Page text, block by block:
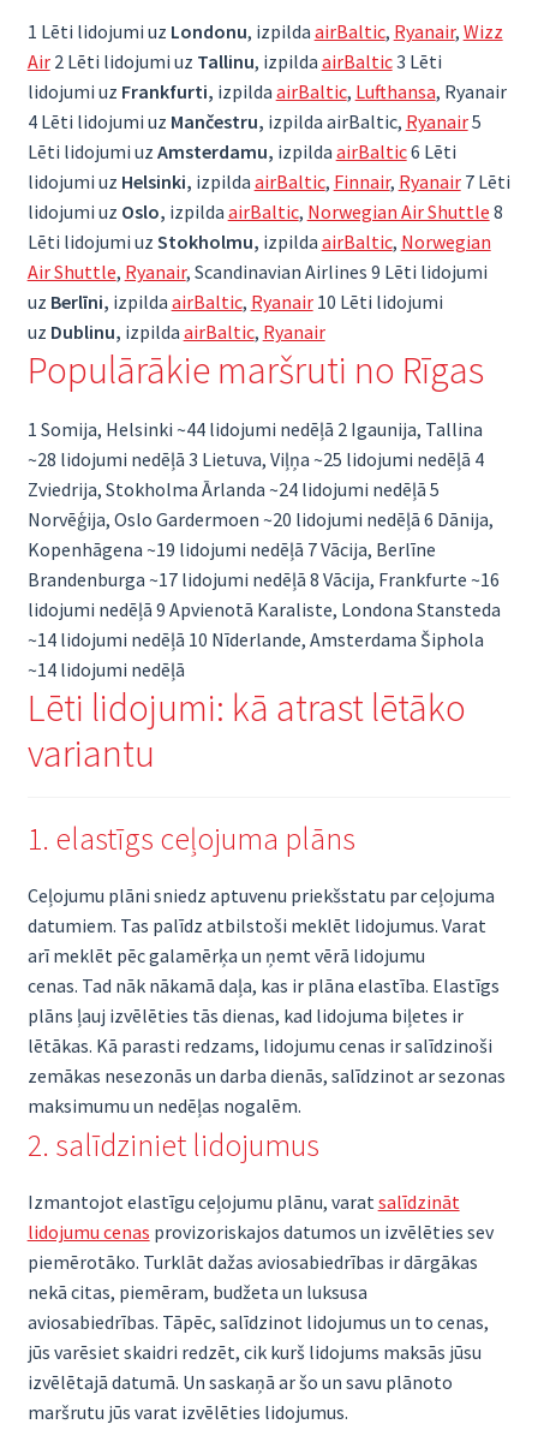
1 Lēti lidojumi uz Londonu, izpilda airBaltic, Ryanair, Wizz
Air2 Lēti lidojumi uz Tallinu, izpilda airBaltic3 Lēti
lidojumi uz Frankfurti, izpilda airBaltic, Lufthansa, Ryanair
4 Lēti lidojumi uz Mančestru, izpilda airBaltic, Ryanair5
Lēti lidojumi uz Amsterdamu, izpilda airBaltic6 Lēti
lidojumi uz Helsinki, izpilda airBaltic, Finnair, Ryanair7 Lēti
lidojumi uz Oslo, izpilda airBaltic, Norwegian Air Shuttle 8
Lēti lidojumi uz Stokholmu, izpilda airBaltic, Norwegian
Air Shuttle, Ryanair, Scandinavian Airlines 9 Lēti lidojumi
uz Berlīni, izpilda airBaltic, Ryanair10 Lēti lidojumi
uz Dublinu, izpilda airBaltic, Ryanair
Populārākie maršruti no Rīgas
1 Somija, Helsinki ~44 lidojumi nedēļā 2 Igaunija, Tallina
~28 lidojumi nedēļā 3 Lietuva, Viļņa ~25 lidojumi nedēļā 4
Zviedrija, Stokholma Ārlanda ~24 lidojumi nedēļā 5
Norvēģija, Oslo Gardermoen ~20 lidojumi nedēļā 6 Dānija,
Kopenhāgena ~19 lidojumi nedēļā 7 Vācija, Berlīne
Brandenburga ~17 lidojumi nedēļā 8 Vācija, Frankfurte ~16
lidojumi nedēļā 9 Apvienotā Karaliste, Londona Stansteda
~14 lidojumi nedēļā 10 Nīderlande, Amsterdama Šiphola
~14 lidojumi nedēļā
Lēti lidojumi: kā atrast lētāko
variantu
1. elastīgs ceļojuma plāns
Ceļojumu plāni sniedz aptuvenu priekšstatu par ceļojuma
datumiem. Tas palīdz atbilstoši meklēt lidojumus. Varat
arī meklēt pēc galamērķa un ņemt vērā lidojumu
cenas. Tad nāk nākamā daļa, kas ir plāna elastība. Elastīgs
plāns ļauj izvēlēties tās dienas, kad lidojuma biļetes ir
lētākas. Kā parasti redzams, lidojumu cenas ir salīdzinoši
zemākas nesezonās un darba dienās, salīdzinot ar sezonas
maksimumu un nedēļas nogalēm.
2. salīdziniet lidojumus
Izmantojot elastīgu ceļojumu plānu, varatsalīdzināt
lidojumu cenas provizoriskajos datumos un izvēlēties sev
piemērotāko. Turklāt dažas aviosabiedrības ir dārgākas
nekā citas, piemēram, budžeta un luksusa
aviosabiedrības. Tāpēc, salīdzinot lidojumus un to cenas,
jūs varēsiet skaidri redzēt, cik kurš lidojums maksās jūsu
izvēlētajā datumā. Un saskaņā ar šo un savu plānoto
maršrutu jūs varat izvēlēties lidojumus.